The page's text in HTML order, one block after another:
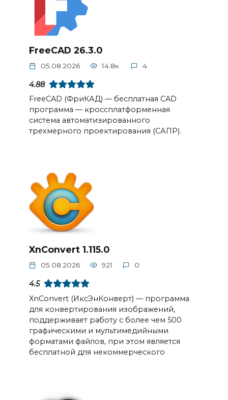
FreeCAD 26.3.0
05.08.2026 14.8к. 4
4.88
FreeCAD (ФриКАД) — бесплатная CAD
программа — кроссплатформенная
система автоматизированного
трехмерного проектирования (САПР).
XnConvert 1.115.0
05.08.2026 921 0
4.5
XnConvert (ИксЭнКонверт) — программа
для конвертирования изображений,
поддерживает работу с более чем 500
графическими и мультимедийными
форматами файлов, при этом является
бесплатной для некоммерческого